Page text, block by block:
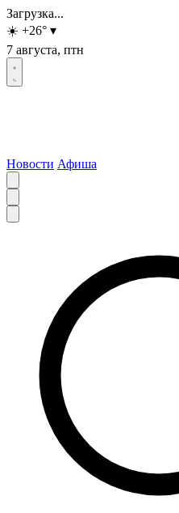
Загрузка...
☀️ +26° ▾
7 августа, птн
Новости Афиша